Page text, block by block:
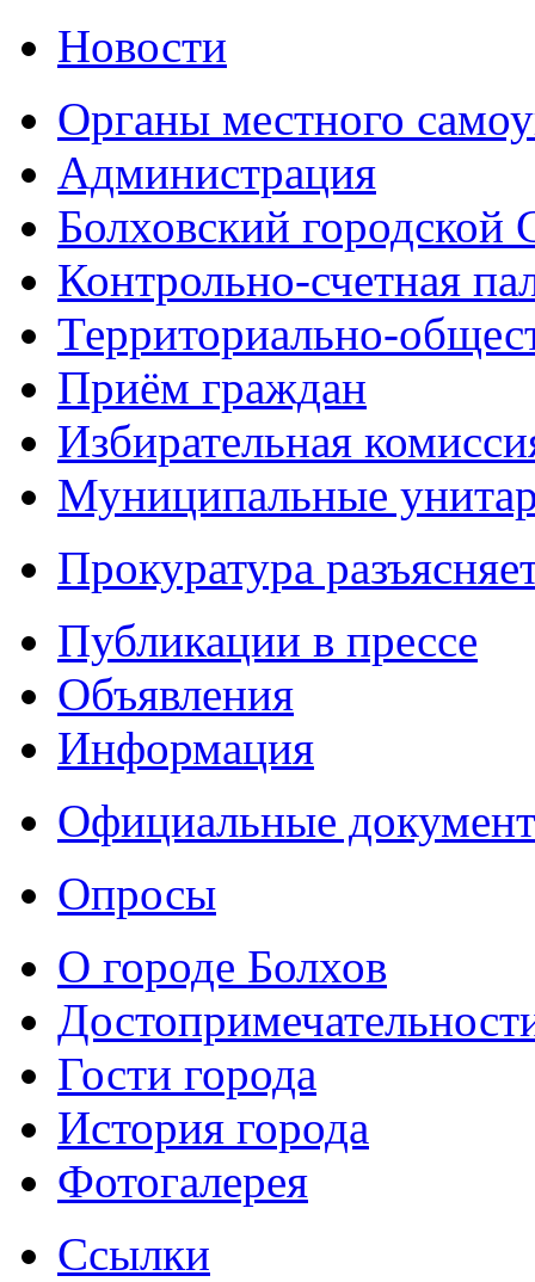
Новости
Органы местного
Администрация
Болховский городской
Контрольно-счетная
Территориально-
Приём граждан
Избирательная
Муниципальные
Прокуратура
Публикации в прессе
Объявления
Информация
Официальные
Опросы
О городе Болхов
Гости города
История города
Фотогалерея
Ссылки